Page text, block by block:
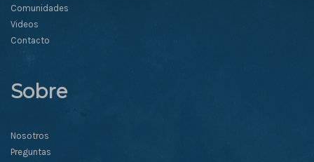
Comunidades
Videos
Contacto
Sobre
Nosotros
Preguntas